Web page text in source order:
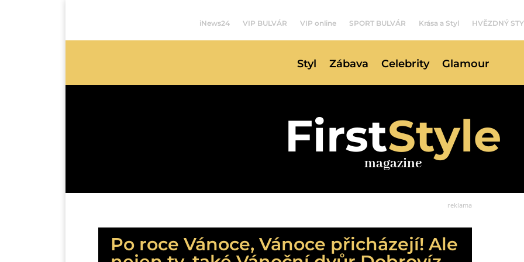
iNews24 VIP BULVÁR VIP online SPORT BULVÁR Krása a Styl HVĚZDNÝ
Styl Zábava Celebrity Glamour
FirstStyle
magazine
reklama
Po roce Vánoce, Vánoce přicházejí! Ale